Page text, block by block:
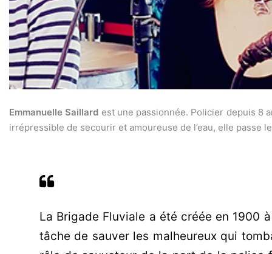
Emmanuelle Saillard est une passionnée. Policier depuis 8
irrépressible de secourir et amoureuse de l’eau, elle passe
La Brigade Fluviale a été créée en 1900
tâche de sauver les malheureux qui